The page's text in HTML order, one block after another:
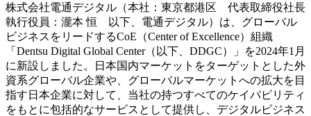
株式会社電通デジタル（本社：東京都港区 代表取締役社長
執行役員：瀧本 恒 以下、電通デジタル）は、グローバル
ビジネスをリードするCoE（Center of Excellence）組織
「Dentsu Digital Global Center（以下、DDGC）」を2024年1月
に新設しました。日本国内マーケットをターゲットとした外
資系グローバル企業や、グローバルマーケットへの拡大を目
指す日本企業に対して、当社の持つすべてのケイパビリティ
をもとに包括的なサービスとして提供し、デジタルビジネス